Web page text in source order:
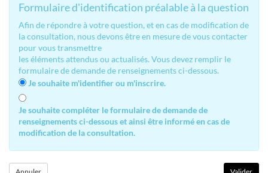
Formulaire d'identification préalable à la question
Afin de répondre à votre question, et en cas de modification de
la consultation, nous devons être en mesure de vous contacter
pour vous transmettre
les éléments attendus ou actualisés. Vous devez remplir le
formulaire de demande de renseignements ci-dessous.
Je souhaite m'identifier ou m'inscrire.
Je souhaite compléter le formulaire de demande de
renseignements ci-dessous et ainsi être informé en cas de
modification de la consultation.